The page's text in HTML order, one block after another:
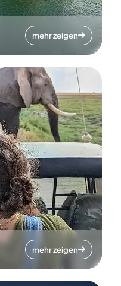
mehr zeigen
mehr zeigen